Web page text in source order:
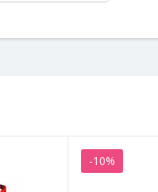
-10%